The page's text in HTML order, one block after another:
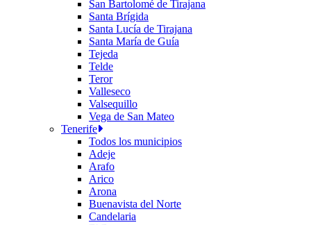
San Bartolomé de Tirajana
Santa Brígida
Santa Lucía de Tirajana
Santa María de Guía
Tejeda
Telde
Teror
Valleseco
Valsequillo
Vega de San Mateo
Tenerife
Todos los municipios
Adeje
Arafo
Arico
Arona
Buenavista del Norte
Candelaria